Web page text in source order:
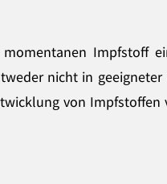
Impfstoff
nicht in
von